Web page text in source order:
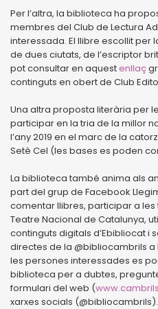
Per l’altra, la biblioteca ha
membres del Club de Lectura
interessada. El llibre escollit per
de dues ciutats, de l’escriptor
pot consultar en aquestenllaç
continguts en obert de Club
Una altra proposta literària per
participar en la tria de la millor
l’any 2019 en el marc de la
Setè Cel (les bases es poden
La biblioteca també anima als
part del grup de Facebook
comentar llibres, participar a
Teatre Nacional de Catalunya,
continguts digitals d’Ebibliocat i
directes de la @bibliocambrils
les persones interessades es
biblioteca per a dubtes,
formulari del web (
xarxes socials (@bibliocambrils).